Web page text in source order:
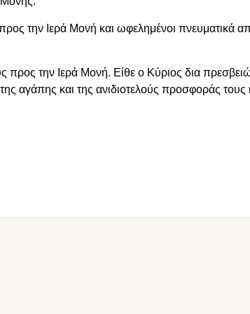
την Ιερά Μονή και ωφελημένοι πνευματικά
προς την Ιερά Μονή. Είθε ο Κύριος δια
αγάπης και της ανιδιοτελούς προσφοράς τους